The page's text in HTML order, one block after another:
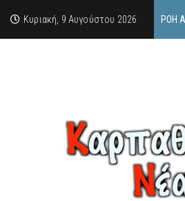
Κυριακή, 9 Αυγούστου 2026 ΡΟΉ